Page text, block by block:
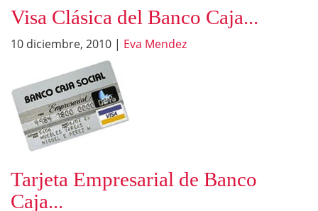
Visa Clásica del Banco Caja...
10 diciembre, 2010 | Eva Mendez
Tarjeta Empresarial de Banco
Caja...